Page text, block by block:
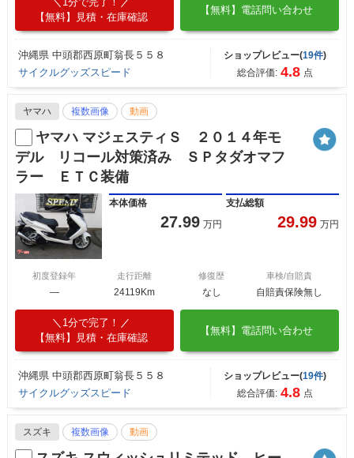
【無料】見積・在庫確認
【無料】電話問い合わせ
沖縄県 中頭郡西原町翁長５５８
サイクルグッズスピード
ショップレビュー(19件)
総合評価: 4.8 点
ヤマハ 複数画像 動画
ヤマハ マジェスティＳ ２０１４年モ
デル リコール対策済み ＳＰタダオマフ
ラー ＥＴＣ装備
本体価格
27.99 万円
支払総額
29.99 万円
初度登録年
―
走行距離
24119Km
修復歴
なし
車検/自賠責
自賠責保険無し
1分で完了！
【無料】見積・在庫確認
【無料】電話問い合わせ
沖縄県 中頭郡西原町翁長５５８
サイクルグッズスピード
ショップレビュー(19件)
総合評価: 4.8 点
スズキ 複数画像 動画